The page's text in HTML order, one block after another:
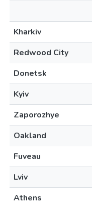
Kharkiv
Redwood City
Donetsk
Kyiv
Zaporozhye
Oakland
Fuveau
Lviv
Athens